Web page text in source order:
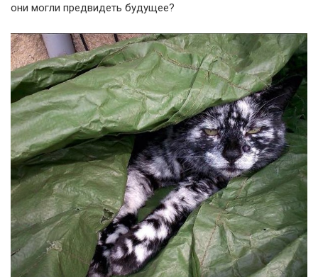
они могли предвидеть будущее?